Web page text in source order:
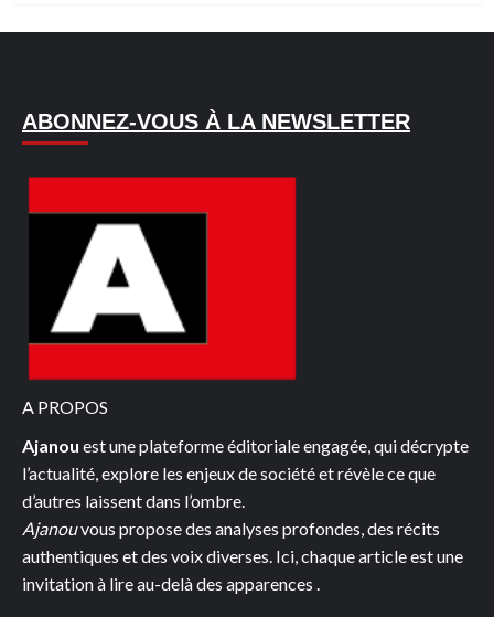
PRESIDENT
ALI
BONGO
ONDIMBA
ET
SA
FAMILLE
LIBERES
ET
LUANDA
ABONNEZ-VOUS À LA NEWSLETTER
A PROPOS
Ajanou est une plateforme éditoriale engagée, qui décrypte
l’actualité, explore les enjeux de société et révèle ce que
d’autres laissent dans l’ombre.
Ajanouvous propose des analyses profondes, des récits
authentiques et des voix diverses. Ici, chaque article est une
invitation à lire au-delà des apparences .